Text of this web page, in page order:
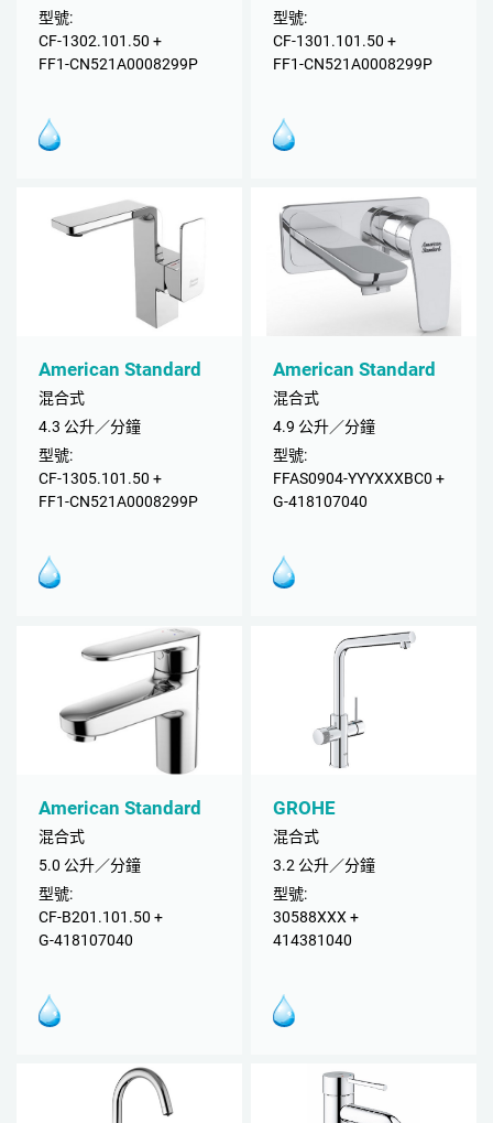
型號:
CF-1302.101.50 +
FF1-CN521A0008299P
型號:
CF-1301.101.50 +
FF1-CN521A0008299P
American Standard
混合式
4.3 公升／分鐘
型號:
CF-1305.101.50 +
FF1-CN521A0008299P
American Standard
混合式
4.9 公升／分鐘
型號:
FFAS0904-YYYXXXBC0 +
G-418107040
American Standard
混合式
5.0 公升／分鐘
型號:
CF-B201.101.50 +
G-418107040
GROHE
混合式
3.2 公升／分鐘
型號:
30588XXX +
414381040